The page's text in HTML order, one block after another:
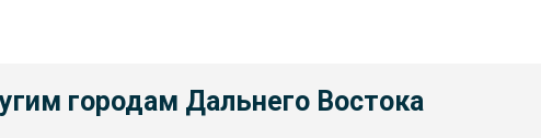
городам Дальнего Востока